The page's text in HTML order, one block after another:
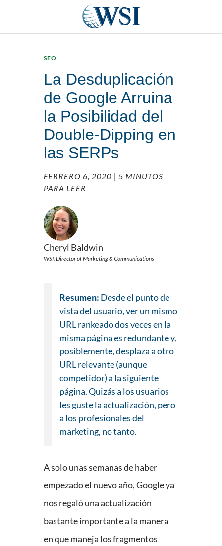
SEO
La Desduplicación
de Google Arruina
la Posibilidad del
Double-Dipping en
las SERPs
FEBRERO 6, 2020 | 5 MINUTOS
PARA LEER
Cheryl Baldwin
WSI, Director of Marketing & Communications
Resumen: Desde el punto de
vista del usuario, ver un mismo
URL rankeado dos veces en la
misma página es redundante y,
posiblemente, desplaza a otro
URL relevante (aunque
competidor) a la siguiente
página. Quizás a los usuarios
les guste la actualización, pero
a los profesionales del
marketing, no tanto.
A solo unas semanas de haber
empezado el nuevo año, Google ya
nos regaló una actualización
bastante importante a la manera
en que maneja los fragmentos